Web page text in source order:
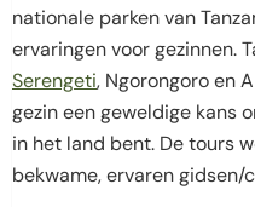
nationale parken van
ervaringen voor gezinnen.
Serengeti, Ngorongoro en
gezin een geweldige kans
in het land bent. De tours
bekwame, ervaren gidsen/